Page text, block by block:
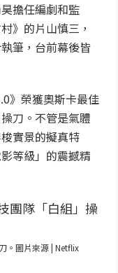
擔任編劇和監
》的片山慎三，
筆，台前幕後皆
》榮獲奧斯卡最佳
刀。不管是氣體
實景的擬真特
等級」的震撼精
。圖片來源 | Netflix